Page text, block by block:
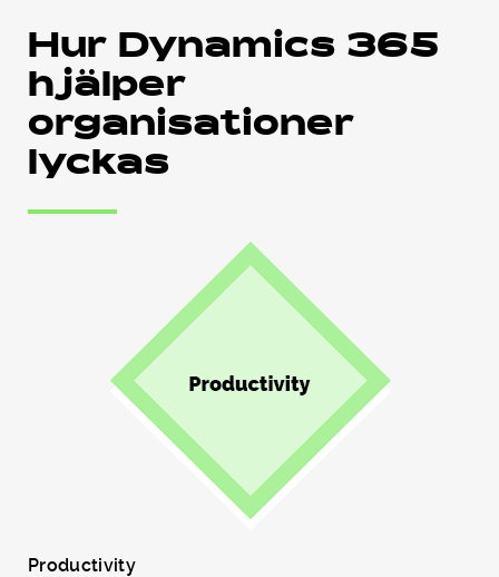
Hur Dynamics 365
hjälper
organisationer
lyckas
Productivity